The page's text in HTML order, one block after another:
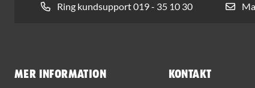
Ring kundsupport 019 - 35 10 30
Mer information Kontakt